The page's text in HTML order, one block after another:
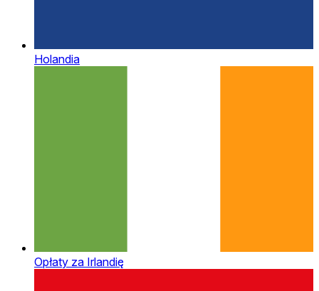
Holandia
Opłaty za Irlandię